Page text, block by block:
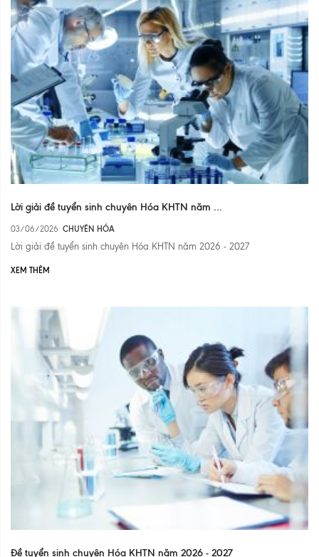
Lời giải đề tuyển sinh chuyên Hóa KHTN năm ...
03/06/2026 CHUYÊN HÓA
Lời giải đề tuyển sinh chuyên Hóa KHTN năm 2026 - 2027
XEM THÊM
Đề tuyển sinh chuyên Hóa KHTN năm 2026 - 2027